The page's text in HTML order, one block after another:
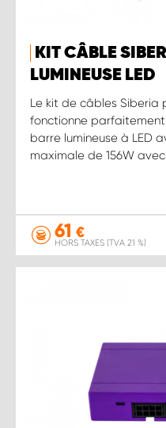
KIT CÂBLE
LUMINEUSE LED
Le kit de câbles Siberia
fonctionne
barre lumineuse à LED
maximale de 156W
61 €
HORS TAXES (TVA 21 %)